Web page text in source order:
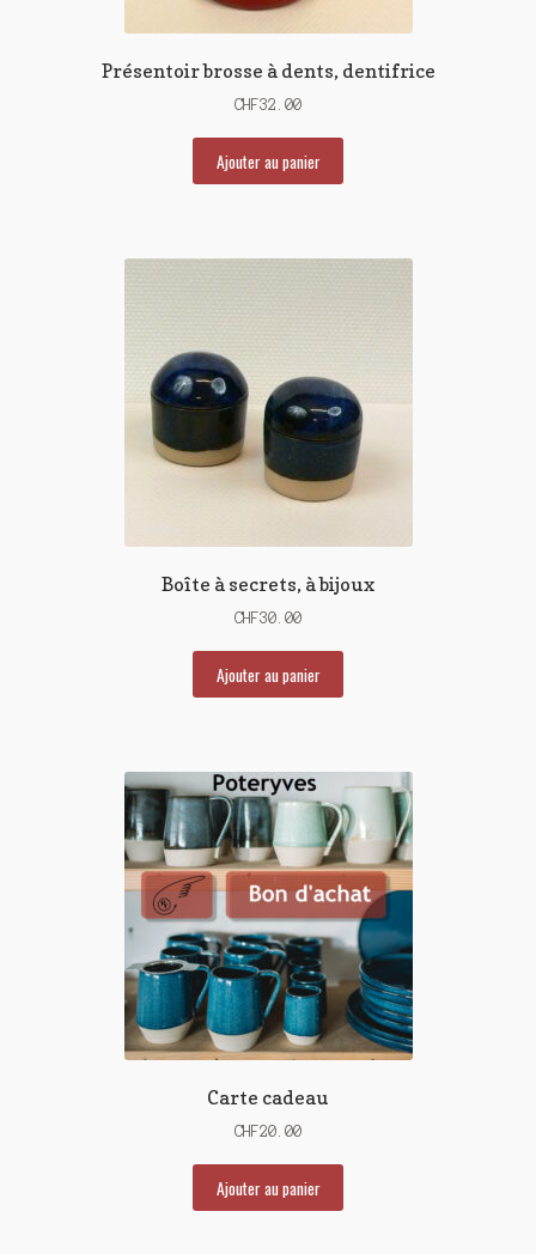
Présentoir brosse à dents, dentifrice
CHF32.00
Ajouter au panier
Boîte à secrets, à bijoux
CHF30.00
Ajouter au panier
Carte cadeau
CHF20.00
Ajouter au panier